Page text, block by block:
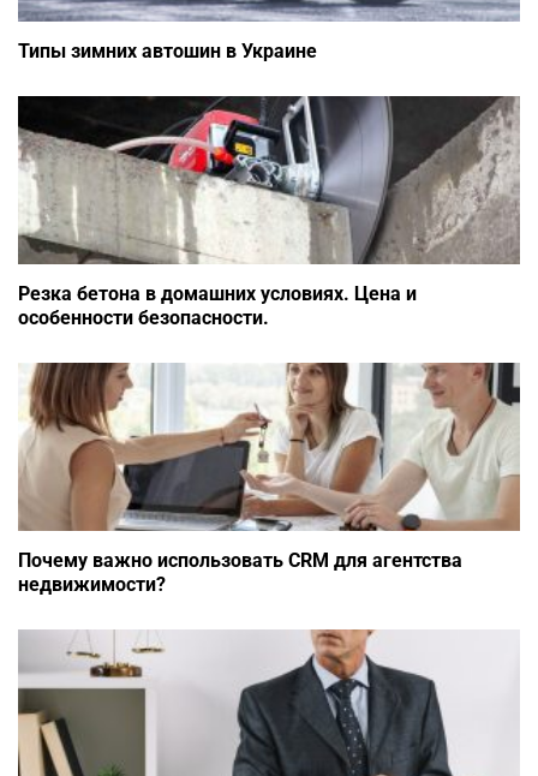
Типы зимних автошин в Украине
Резка бетона в домашних условиях. Цена и
особенности безопасности.
Почему важно использовать CRM для агентства
недвижимости?